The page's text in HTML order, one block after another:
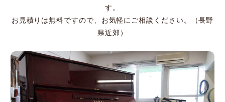
す。
お見積りは無料ですので、お気軽にご相談ください。（長野
県近郊）